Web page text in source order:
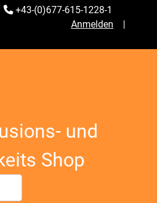
+43-(0)677-615-1228-1
Anmelden |
und
Shop